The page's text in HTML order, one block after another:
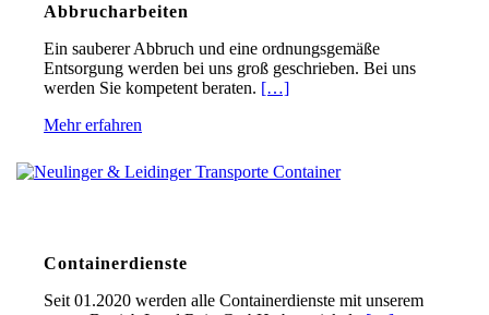
Abbrucharbeiten
Ein sauberer Abbruch und eine ordnungsgemäße
Entsorgung werden bei uns groß geschrieben. Bei uns
werden Sie kompetent beraten. […]
Mehr erfahren
Containerdienste
Seit 01.2020 werden alle Containerdienste mit unserem